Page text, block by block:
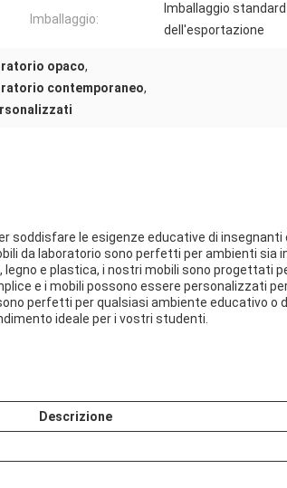
Imballaggio:
Imballaggio standard
dell'esportazione
opaco,
contemporaneo,
soddisfare le esigenze educative di insegnanti
da laboratorio sono perfetti per ambienti sia
e plastica, i nostri mobili sono progettati
e i mobili possono essere personalizzati
perfetti per qualsiasi ambiente educativo o
ideale per i vostri studenti.
Descrizione